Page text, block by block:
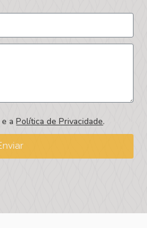
e aPolítica de Privacidade.